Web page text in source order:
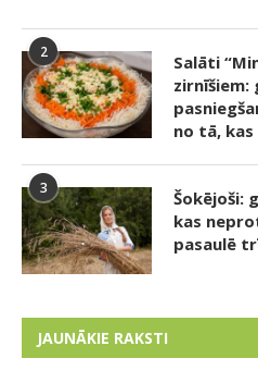
2
Salāti
zirnīšiem:
no tā,
3
Šokējoši:
kas
pasaulē
JAUNĀKIE RAKSTI